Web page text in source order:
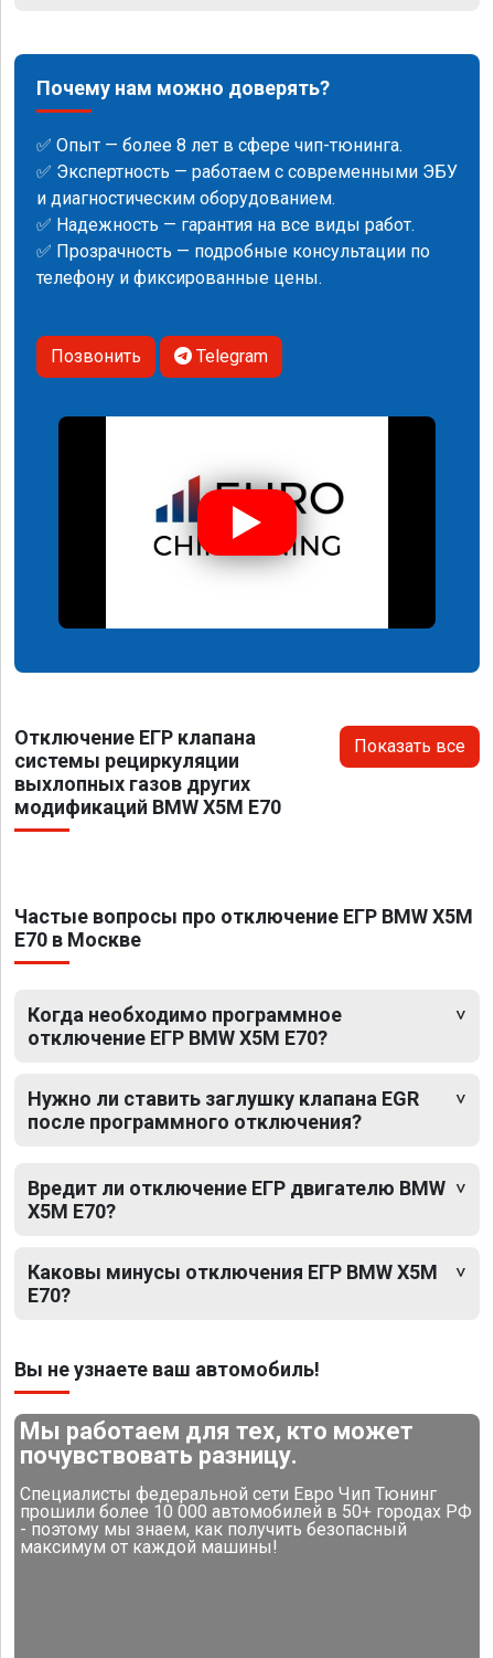
Почему нам можно доверять?
✅ Опыт — более 8 лет в сфере чип-тюнинга.
✅ Экспертность — работаем с современными ЭБУ
и диагностическим оборудованием.
✅ Надежность — гарантия на все виды работ.
✅ Прозрачность — подробные консультации по
телефону и фиксированные цены.
Позвонить Telegram
Отключение ЕГР клапана
системы рециркуляции
выхлопных газов других
модификаций BMW X5M E70
Показать все
Частые вопросы про отключение ЕГР BMW X5M
E70 в Москве
Когда необходимо программное
отключение ЕГР BMW X5M E70?
Нужно ли ставить заглушку клапана EGR
после программного отключения?
Вредит ли отключение ЕГР двигателю BMW
X5M E70?
Каковы минусы отключения ЕГР BMW X5M
E70?
Вы не узнаете ваш автомобиль!
Мы работаем для тех, кто может
почувствовать разницу.
Специалисты федеральной сети Евро Чип Тюнинг
прошили более 10 000 автомобилей в 50+ городах РФ
- поэтому мы знаем, как получить безопасный
максимум от каждой машины!